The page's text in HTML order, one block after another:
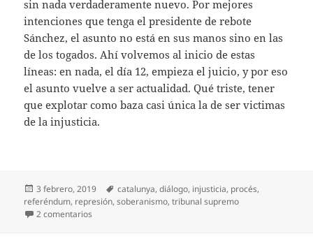
sin nada verdaderamente nuevo. Por mejores
intenciones que tenga el presidente de rebote
Sánchez, el asunto no está en sus manos sino en las
de los togados. Ahí volvemos al inicio de estas
líneas: en nada, el día 12, empieza el juicio, y por eso
el asunto vuelve a ser actualidad. Qué triste, tener
que explotar como baza casi única la de ser victimas
de la injusticia.
Publicado
el
3 febrero, 2019 Etiquetas
catalunya,diálogo, injusticia, procés,
referéndum, represión,soberanismo,tribunal supremo
2 comentarios